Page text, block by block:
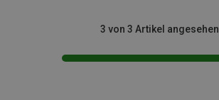
3 von 3 Artikel angesehen